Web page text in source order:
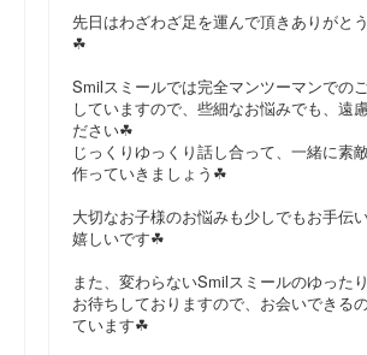
先日はわざわざ足を運んで頂きありがと
☘
Smilスミールでは完全マンツーマンでの
していますので、些細なお悩みでも、遠
ださい☘
じっくりゆっくり話し合って、一緒に素
作っていきましょう☘
大切なお子様のお悩みも少しでもお手伝
嬉しいです☘
また、変わらないSmilスミールのゆった
お待ちしておりますので、お会いできる
ています☘